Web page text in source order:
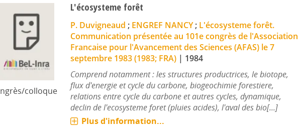
colloque
L'écosysteme forêt
P. Duvigneaud ; ENGREF NANCY; L'écosysteme forêt.
Communication présentée au 101e congrès de l'Association
Francaise pour l'Avancement des Sciences (AFAS) le 7
septembre 1983 (1983; FRA) | 1984
Comprend notamment : les structures productrices, le biotope,
flux d'energie et cycle du carbone, biogeochimie forestiere,
relations entre cycle du carbone et autres cycles, dynamique,
declin de l'ecosysteme foret (pluies acides), l'aval des bio[...]
Plus d'information...